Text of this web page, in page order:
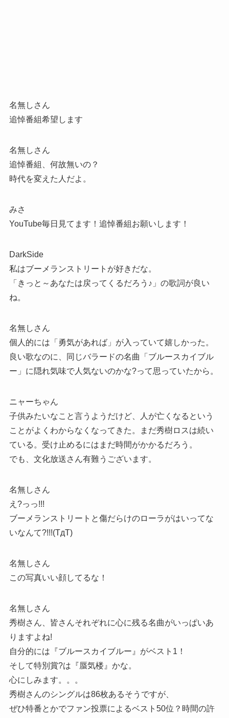
名無しさん
追悼番組希望します
名無しさん
追悼番組、何故無いの？
時代を変えた人だよ。
みさ
YouTube毎日見てます！追悼番組お願いします！
DarkSide
私はブーメランストリートが好きだな。
「きっと～あなたは戻ってくるだろう♪」の歌詞が良い
ね。
名無しさん
個人的には「勇気があれば」が入っていて嬉しかった。
良い歌なのに、同じバラードの名曲「ブルースカイブル
ー」に隠れ気味で人気ないのかな?って思っていたから。
ニャーちゃん
子供みたいなこと言うようだけど、人が亡くなるという
ことがよくわからなくなってきた。まだ秀樹ロスは続い
ている。受け止めるにはまだ時間がかかるだろう。
でも、文化放送さん有難うございます。
名無しさん
え?っっ!!!
ブーメランストリートと傷だらけのローラがはいってな
いなんて?!!!(TдT)
名無しさん
この写真いい顔してるな！
名無しさん
秀樹さん、皆さんそれぞれに心に残る名曲がいっぱいあ
りますよね!
自分的には『ブルースカイブルー』がベスト1！
そして特別賞?は『蜃気楼』かな。
心にしみます。。。
秀樹さんのシングルは86枚あるそうですが、
ぜひ特番とかでファン投票によるベスト50位？時間の許